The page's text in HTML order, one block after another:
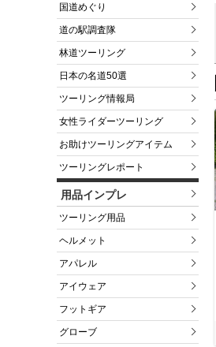
国道めぐり
道の駅調査隊
林道ツーリング
日本の名道50選
ツーリング情報局
女性ライダーツーリング
お助けツーリングアイテム
ツーリングレポート
用品インプレ
ツーリング用品
ヘルメット
アパレル
アイウェア
フットギア
グローブ